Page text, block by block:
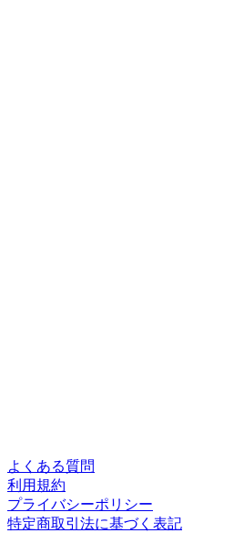
よくある質問
利用規約
プライバシーポリシー
特定商取引法に基づく表記